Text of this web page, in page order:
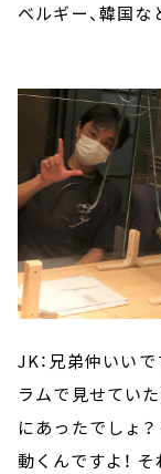
ベルギー、韓国な
JK：兄弟仲いいで
ラムで見せてい
にあったでしょ
動くんですよ！